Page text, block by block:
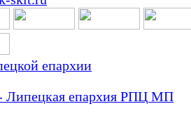
епархии
Липецкая епархия РПЦ МП